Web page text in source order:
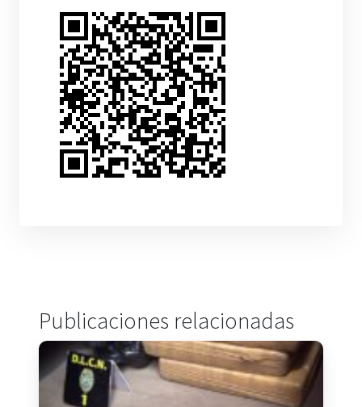
Publicaciones relacionadas